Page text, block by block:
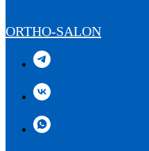
ORTHO-SALON